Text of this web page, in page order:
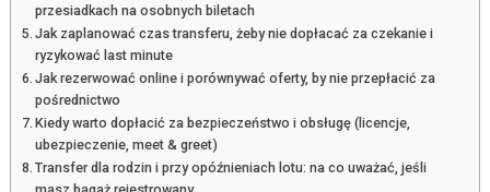
przesiadkach na osobnych biletach
Jak zaplanować czas transferu, żeby nie dopłacać za czekanie i
ryzykować last minute
Jak rezerwować online i porównywać oferty, by nie przepłacić za
pośrednictwo
Kiedy warto dopłacić za bezpieczeństwo i obsługę (licencje,
ubezpieczenie, meet & greet)
Transfer dla rodzin i przy opóźnieniach lotu: na co uważać, jeśli